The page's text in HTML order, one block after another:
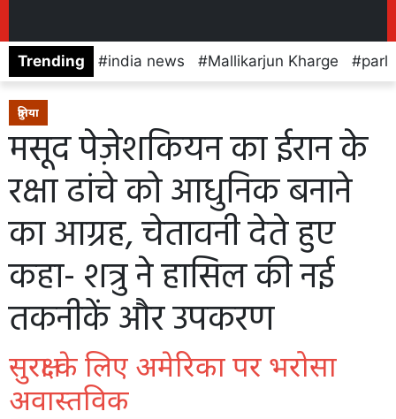
Trending india news Mallikarjun Kharge
दुनिया
मसूद पेज़ेशकियन का ईरान के
रक्षा ढांचे को आधुनिक बनाने
का आग्रह, चेतावनी देते हुए
कहा- शत्रु ने हासिल की नई
तकनीकें और उपकरण
सुरक्षा के लिए अमेरिका पर भरोसा
अवास्तविक